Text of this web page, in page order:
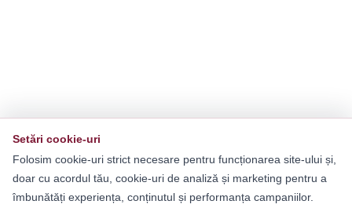
Setări cookie-uri
Folosim cookie-uri strict necesare pentru funcționarea site-ului și,
doar cu acordul tău, cookie-uri de analiză și marketing pentru a
îmbunătăți experiența, conținutul și performanța campaniilor.